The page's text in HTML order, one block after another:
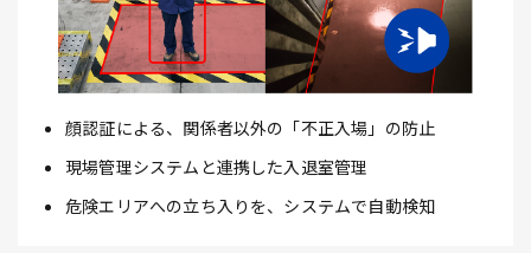
顔認証による、関係者以外の「不正入場」の防止
現場管理システムと連携した入退室管理
危険エリアへの立ち入りを、システムで自動検知